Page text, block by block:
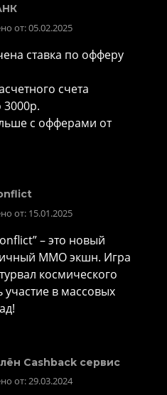
от: 05.02.2025
ставка по офферу
счета
3000р.
с офферами от
от: 15.01.2025
– это новый
MMO экшн. Игра
космического
участие в массовых
Cashback сервис
от: 29.03.2024